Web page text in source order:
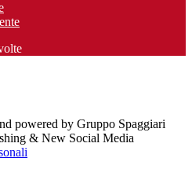
powered by Gruppo Spaggiari
& New Social Media